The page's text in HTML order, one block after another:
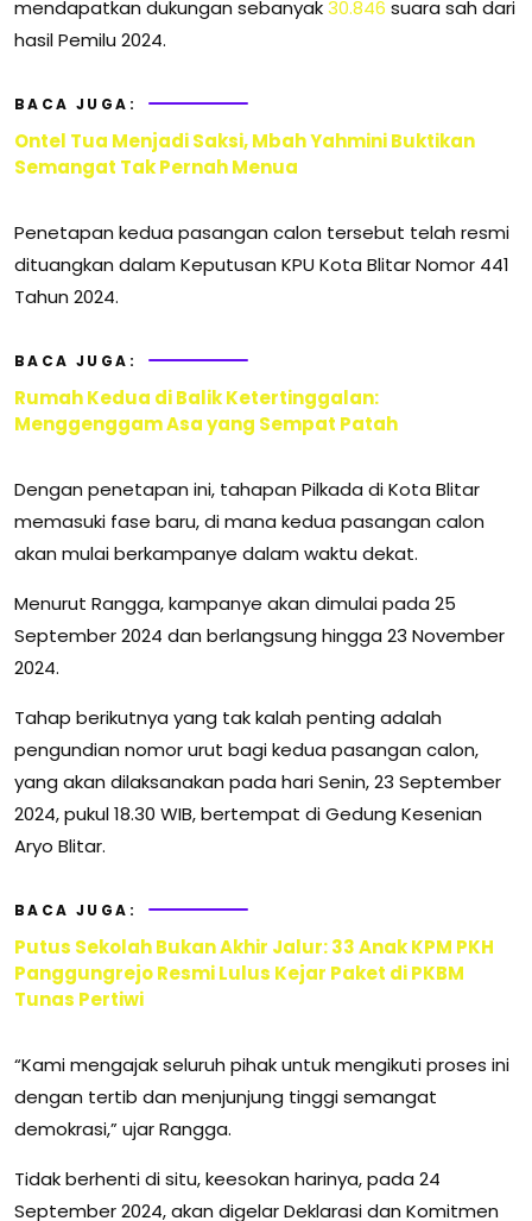
mendapatkan dukungan sebanyak30.846 suara sah dari
hasil Pemilu 2024.
BACA JUGA:
Ontel Tua Menjadi Saksi, Mbah Yahmini Buktikan
Semangat Tak Pernah Menua
Penetapan kedua pasangan calon tersebut telah resmi
dituangkan dalam Keputusan KPU Kota Blitar Nomor 441
Tahun 2024.
BACA JUGA:
Rumah Kedua di Balik Ketertinggalan:
Menggenggam Asa yang Sempat Patah
Dengan penetapan ini, tahapan Pilkada di Kota Blitar
memasuki fase baru, di mana kedua pasangan calon
akan mulai berkampanye dalam waktu dekat.
Menurut Rangga, kampanye akan dimulai pada 25
September 2024 dan berlangsung hingga 23 November
2024.
Tahap berikutnya yang tak kalah penting adalah
pengundian nomor urut bagi kedua pasangan calon,
yang akan dilaksanakan pada hari Senin, 23 September
2024, pukul 18.30 WIB, bertempat di Gedung Kesenian
Aryo Blitar.
BACA JUGA:
Putus Sekolah Bukan Akhir Jalur: 33 Anak KPM PKH
Panggungrejo Resmi Lulus Kejar Paket di PKBM
Tunas Pertiwi
“Kami mengajak seluruh pihak untuk mengikuti proses ini
dengan tertib dan menjunjung tinggi semangat
demokrasi,” ujar Rangga.
Tidak berhenti di situ, keesokan harinya, pada 24
September 2024, akan digelar Deklarasi dan Komitmen